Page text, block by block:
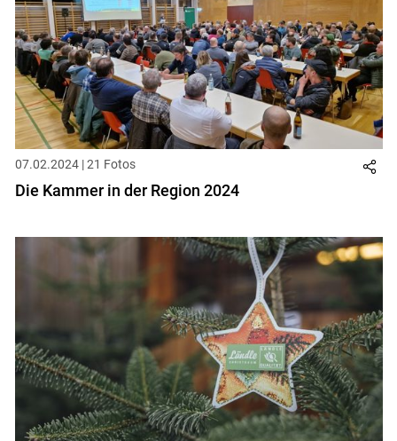
07.02.2024 | 21 Fotos
Die Kammer in der Region 2024